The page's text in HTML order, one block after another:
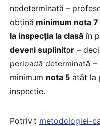
nedeterminată –
obțină minimum nota 7
la inspecția la clasă în
deveni suplinitor –
perioadă determinată
minimum nota 5 atât la
inspecție.
Potrivit metodologiei-